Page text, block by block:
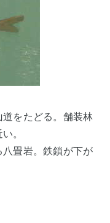
道をたどる。舗装林
。
畳岩。鉄鎖が下が